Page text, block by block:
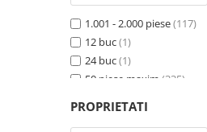
1.001 - 2.000 piese(117)
12 buc(1)
24 buc(1)
50 piese maxim (335)
150 buc (1)
PROPRIETATI